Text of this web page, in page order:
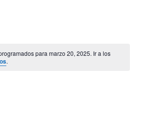
para marzo 20, 2025. Ir a los
.